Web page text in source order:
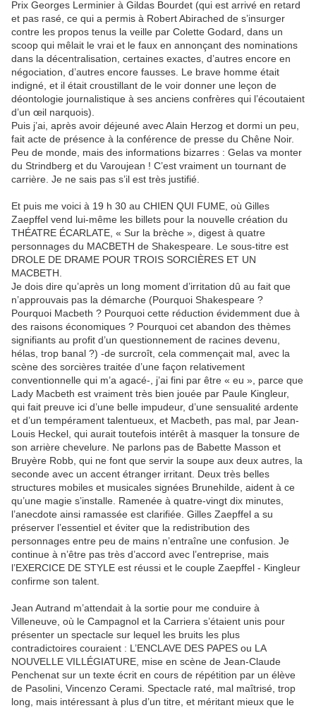
Prix Georges Lerminier à Gildas Bourdet (qui est arrivé en retard
et pas rasé, ce qui a permis à Robert Abirached de s’insurger
contre les propos tenus la veille par Colette Godard, dans un
scoop qui mêlait le vrai et le faux en annonçant des nominations
dans la décentralisation, certaines exactes, d’autres encore en
négociation, d’autres encore fausses. Le brave homme était
indigné, et il était croustillant de le voir donner une leçon de
déontologie journalistique à ses anciens confrères qui l’écoutaient
d’un œil narquois).
Puis j’ai, après avoir déjeuné avec Alain Herzog et dormi un peu,
fait acte de présence à la conférence de presse du Chêne Noir.
Peu de monde, mais des informations bizarres : Gelas va monter
du Strindberg et du Varoujean ! C’est vraiment un tournant de
carrière. Je ne sais pas s’il est très justifié.
Et puis me voici à 19 h 30 au CHIEN QUI FUME, où Gilles
Zaepffel vend lui-même les billets pour la nouvelle création du
THÉATRE ÉCARLATE, « Sur la brèche », digest à quatre
personnages du MACBETH de Shakespeare. Le sous-titre est
DROLE DE DRAME POUR TROIS SORCIÈRES ET UN
MACBETH.
Je dois dire qu’après un long moment d’irritation dû au fait que
n’approuvais pas la démarche (Pourquoi Shakespeare ?
Pourquoi Macbeth ? Pourquoi cette réduction évidemment due à
des raisons économiques ? Pourquoi cet abandon des thèmes
signifiants au profit d’un questionnement de racines devenu,
hélas, trop banal ?) -de surcroît, cela commençait mal, avec la
scène des sorcières traitée d’une façon relativement
conventionnelle qui m’a agacé-, j’ai fini par être « eu », parce que
Lady Macbeth est vraiment très bien jouée par Paule Kingleur,
qui fait preuve ici d’une belle impudeur, d’une sensualité ardente
et d’un tempérament talentueux, et Macbeth, pas mal, par Jean-
Louis Heckel, qui aurait toutefois intérêt à masquer la tonsure de
son arrière chevelure. Ne parlons pas de Babette Masson et
Bruyère Robb, qui ne font que servir la soupe aux deux autres, la
seconde avec un accent étranger irritant. Deux très belles
structures mobiles et musicales signées Brunehilde, aident à ce
qu’une magie s’installe. Ramenée à quatre-vingt dix minutes,
l’anecdote ainsi ramassée est clarifiée. Gilles Zaepffel a su
préserver l’essentiel et éviter que la redistribution des
personnages entre peu de mains n’entraîne une confusion. Je
continue à n’être pas très d’accord avec l’entreprise, mais
l’EXERCICE DE STYLE est réussi et le couple Zaepffel - Kingleur
confirme son talent.
Jean Autrand m’attendait à la sortie pour me conduire à
Villeneuve, où le Campagnol et la Carriera s’étaient unis pour
présenter un spectacle sur lequel les bruits les plus
contradictoires couraient : L’ENCLAVE DES PAPES ou LA
NOUVELLE VILLÉGIATURE, mise en scène de Jean-Claude
Penchenat sur un texte écrit en cours de répétition par un élève
de Pasolini, Vincenzo Cerami. Spectacle raté, mal maîtrisé, trop
long, mais intéressant à plus d’un titre, et méritant mieux que le